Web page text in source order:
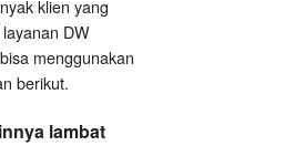
klien yang
DW
menggunakan
berikut.
lambat